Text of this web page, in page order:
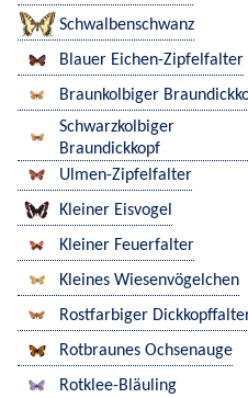
Schwalbenschwanz
Blauer Eichen-Zipfelfalter
Braunkolbiger
Schwarzkolbiger
Braundickkopf
Ulmen-Zipfelfalter
Kleiner Eisvogel
Kleiner Feuerfalter
Kleines Wiesenvögelchen
Rostfarbiger
Rotbraunes Ochsenauge
Rotklee-Bläuling